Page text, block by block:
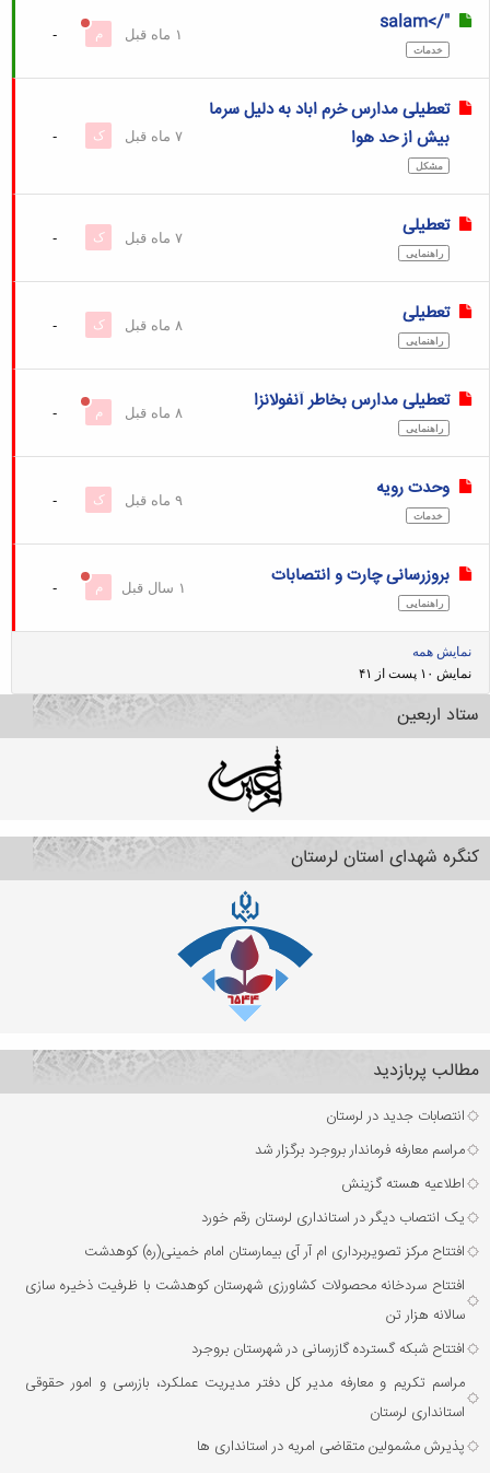
"/>salam
خدمات
۱ ماه قبل م -
تعطیلی مدارس خرم اباد به دلیل سرما
بیش از حد هوا
مشکل
۷ ماه قبل ک -
تعطیلی
راهنمایی
۷ ماه قبل ک -
تعطیلی
راهنمایی
۸ ماه قبل ک -
تعطیلی مدارس بخاطر آنفولانزا
راهنمایی
۸ ماه قبل م -
وحدت رویه
خدمات
۹ ماه قبل ک -
بروزرسانی چارت و انتصابات
راهنمایی
۱ سال قبل م -
نمایش همه
نمایش ۱۰ پست از ۴۱
ستاد اربعین
کنگره شهدای استان لرستان
مطالب پربازدید
انتصابات جدید در لرستان
مراسم معارفه فرماندار بروجرد برگزار شد
اطلاعیه هسته گزینش
یک انتصاب دیگر در استانداری لرستان رقم خورد
افتتاح مرکز تصویربرداری ام آر آی بیمارستان امام خمینی(ره) کوهدشت
افتتاح سردخانه محصولات کشاورزی شهرستان کوهدشت با ظرفیت ذخیره‌ سازی
سالانه هزار تن
افتتاح شبکه گسترده گازرسانی در شهرستان بروجرد
مراسم تکریم و معارفه مدیر کل دفتر مدیریت عملکرد، بازرسی و امور حقوقی
استانداری لرستان
پذیرش مشمولین متقاضی امریه در استانداری ها